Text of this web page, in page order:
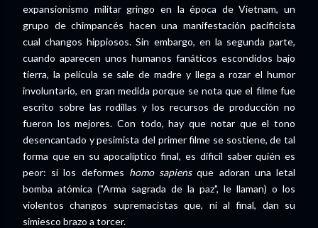
expansionismo militar gringo en la época de Vietnam, un
grupo de chimpancés hacen una manifestación pacificista
cual changos hippiosos. Sin embargo, en la segunda parte,
cuando aparecen unos humanos fanáticos escondidos bajo
tierra, la película se sale de madre y llega a rozar el humor
involuntario, en gran medida porque se nota que el filme fue
escrito sobre las rodillas y los recursos de producción no
fueron los mejores. Con todo, hay que notar que el tono
desencantado y pesimista del primer filme se sostiene, de tal
forma que en su apocalíptico final, es dificil saber quién es
peor: si los deformes homo sapiensque adoran una letal
bomba atómica ("Arma sagrada de la paz", le llaman) o los
violentos changos supremacistas que, ni al final, dan su
simiesco brazo a torcer.